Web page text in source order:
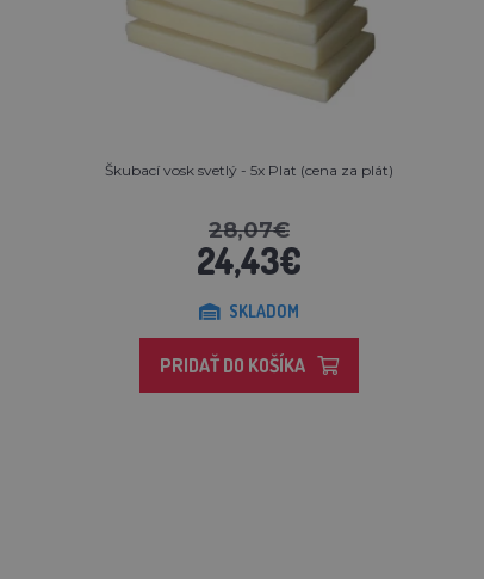
Škubací vosk svetlý - 5x Plat (cena za plát)
28,07€
24,43€
SKLADOM
PRIDAŤ DO KOŠÍKA